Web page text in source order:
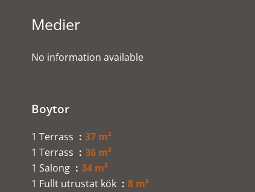
Medier
No information available
Boytor
1 Terrass
37 m²
1 Terrass
36 m²
1 Salong
34 m²
1 Fullt utrustat kök
8 m²